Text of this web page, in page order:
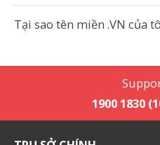
Tại sao tên miền .VN của
1900 1830